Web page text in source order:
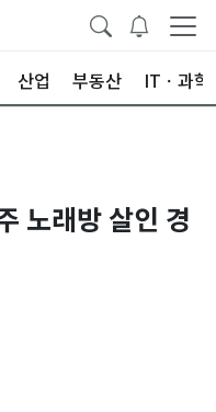
산업 부동산 ITㆍ과학
노래방 살인 경